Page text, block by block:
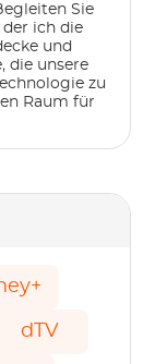
Sie
der ich die
und
die unsere
zu
Raum für
dTV